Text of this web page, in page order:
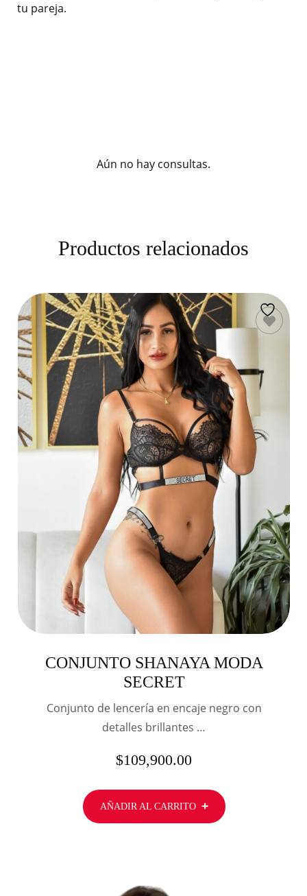
tu pareja.
Aún no hay consultas.
Productos relacionados
CONJUNTO SHANAYA MODA
SECRET
Conjunto de lencería en encaje negro con
detalles brillantes …
$109,900.00
AÑADIR AL CARRITO